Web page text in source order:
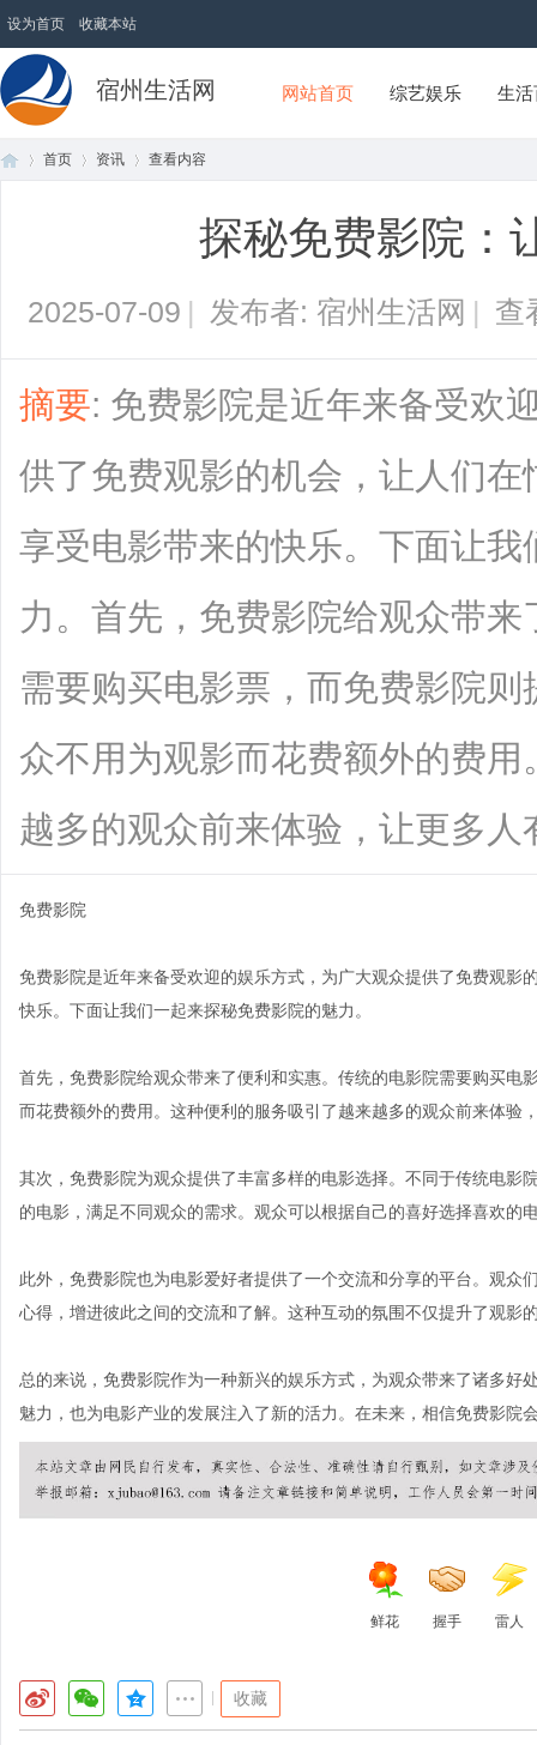
设为首页 收藏本站
宿州生活网 网站首页 综艺娱乐 生
首页 资讯 查看内容
探秘免费影院：
2025-07-09 | 发布者: 宿州生活网 | 查
摘要: 免费影院是近年来备受欢
供了免费观影的机会，让人们
享受电影带来的快乐。下面让
力。首先，免费影院给观众带
需要购买电影票，而免费影院
众不用为观影而花费额外的费
越多的观众前来体验，让更多
免费影院
免费影院是近年来备受欢迎的娱乐方式，为广大观众提供了免费观影
快乐。下面让我们一起来探秘免费影院的魅力。
首先，免费影院给观众带来了便利和实惠。传统的电影院需要购买电
而花费额外的费用。这种便利的服务吸引了越来越多的观众前来体验
其次，免费影院为观众提供了丰富多样的电影选择。不同于传统电影
的电影，满足不同观众的需求。观众可以根据自己的喜好选择喜欢的
此外，免费影院也为电影爱好者提供了一个交流和分享的平台。观
心得，增进彼此之间的交流和了解。这种互动的氛围不仅提升了观影
总的来说，免费影院作为一种新兴的娱乐方式，为观众带来了诸多
魅力，也为电影产业的发展注入了新的活力。在未来，相信免费影院
鲜花 握手 雷人
收藏